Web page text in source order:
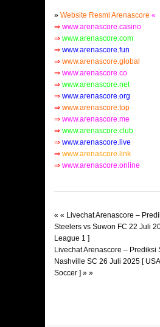
» Website Resmi Arenascore «
⇒ www.arenascore.casino
⇒ www.arenascore.com
⇒ www.arenascore.fun
⇒ www.arenascore.global
⇒ www.arenascore.co
⇒ www.arenascore.net
⇒ www.arenascore.org
⇒ www.arenascore.top
⇒ www.arenascore.me
⇒ www.arenascore.club
⇒ www.arenascore.live
⇒ www.arenascore.link
⇒ www.arenascore.online
« « Livechat Arenascore –
Steelers vs Suwon FC 22 Juli
League 1 ]
Livechat Arenascore – Prediksi
Nashville SC 26 Juli 2025 [
Soccer ] » »